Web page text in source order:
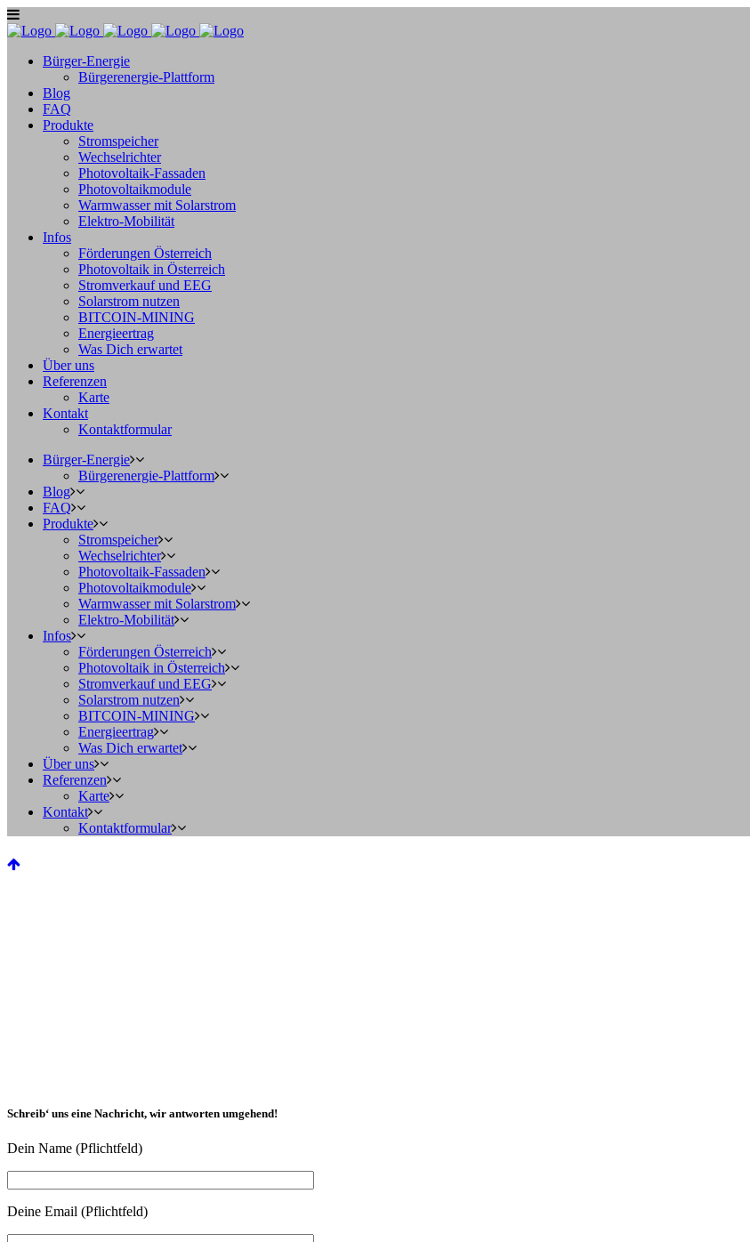
Bürger-Energie
Bürgerenergie-Plattform
Blog
FAQ
Produkte
Stromspeicher
Wechselrichter
Photovoltaik-Fassaden
Photovoltaikmodule
Warmwasser mit Solarstrom
Elektro-Mobilität
Infos
Förderungen Österreich
Photovoltaik in Österreich
Stromverkauf und EEG
Solarstrom nutzen
BITCOIN-MINING
Energieertrag
Was Dich erwartet
Über uns
Referenzen
Karte
Kontakt
Kontaktformular
Bürger-Energie
Bürgerenergie-Plattform
Blog
FAQ
Produkte
Stromspeicher
Wechselrichter
Photovoltaik-Fassaden
Photovoltaikmodule
Warmwasser mit Solarstrom
Elektro-Mobilität
Infos
Förderungen Österreich
Photovoltaik in Österreich
Stromverkauf und EEG
Solarstrom nutzen
BITCOIN-MINING
Energieertrag
Was Dich erwartet
Über uns
Referenzen
Karte
Kontakt
Kontaktformular
Schreib‘ uns eine Nachricht, wir antworten umgehend!
Dein Name (Pflichtfeld)
Deine Email (Pflichtfeld)